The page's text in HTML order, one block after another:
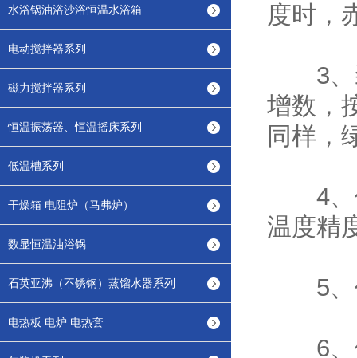
水浴锅油浴沙浴恒温水浴箱
电动搅拌器系列
磁力搅拌器系列
恒温振荡器、恒温摇床系列
低温槽系列
干燥箱 电阻炉（马弗炉）
数显恒温油浴锅
石英亚沸（不锈钢）蒸馏水器系列
电热板 电炉 电热套
度时，
3、装
增数，
同样，
4、使
温度精
5、作
6、假